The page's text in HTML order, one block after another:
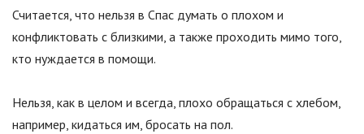
Считается, что нельзя в Спас думать о плохом и
конфликтовать с близкими, а также проходить мимо того,
кто нуждается в помощи.
Нельзя, как в целом и всегда, плохо обращаться с хлебом,
например, кидаться им, бросать на пол.